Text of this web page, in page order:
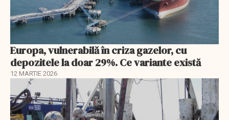
Europa, vulnerabilă în criza gazelor, cu
depozitele la doar 29%. Ce variante există
12 MARTIE 2026